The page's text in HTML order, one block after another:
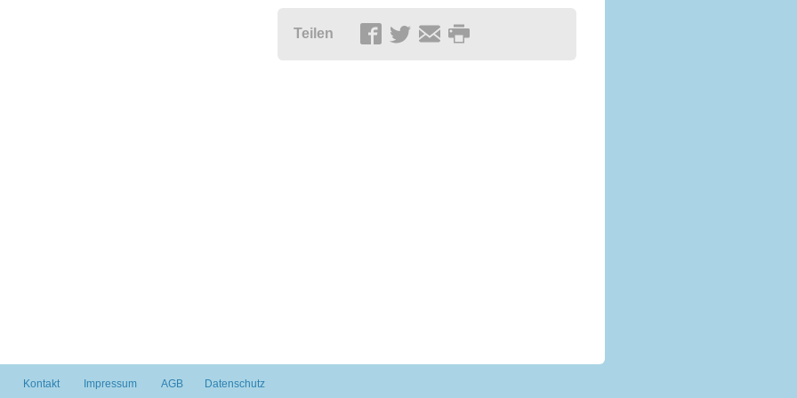
Teilen
Kontakt Impressum AGB Datenschutz